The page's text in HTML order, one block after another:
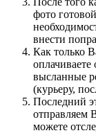
фото
внести
Как только
высланные
(курьеру,
Последний
отправляем
можете